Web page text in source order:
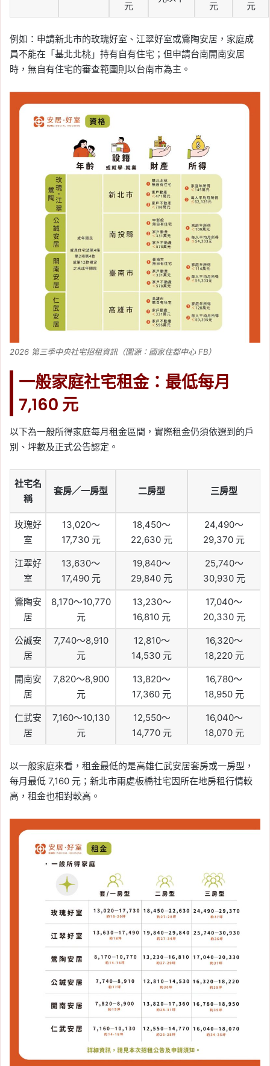
元
元
元
例如：申請新北市的玫瑰好室、江翠好室或鶯陶安居，家庭成
員不能在「基北北桃」持有自有住宅；但申請台南開南安居
時，無自有住宅的審查範圍則以台南市為主。
2026 第三季中央社宅招租資訊（圖源：國家住都中心 FB）
一般家庭社宅租金：最低每月
7,160 元
以下為一般所得家庭每月租金區間，實際租金仍須依選到的戶
別、坪數及正式公告認定。
社宅名
稱
套房／一房型 二房型 三房型
玫瑰好
室
13,020～
17,730 元
18,450～
22,630 元
24,490～
29,370 元
江翠好
室
13,630～
17,490 元
19,840～
29,840 元
25,740～
30,930 元
鶯陶安
居
8,170～10,770
元
13,230～
16,810 元
17,040～
20,330 元
公誠安
居
7,740～8,910
元
12,810～
14,530 元
16,320～
18,220 元
開南安
居
7,820～8,900
元
13,820～
17,360 元
16,780～
18,950 元
仁武安
居
7,160～10,130
元
12,550～
14,770 元
16,040～
18,070 元
以一般家庭來看，租金最低的是高雄仁武安居套房或一房型，
每月最低 7,160 元；新北市兩處板橋社宅因所在地房租行情較
高，租金也相對較高。